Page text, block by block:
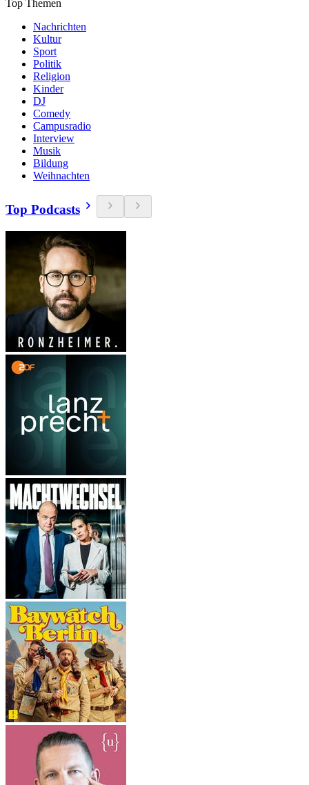
Top Themen
Nachrichten
Kultur
Sport
Politik
Religion
Kinder
DJ
Comedy
Campusradio
Interview
Musik
Bildung
Weihnachten
Top Podcasts